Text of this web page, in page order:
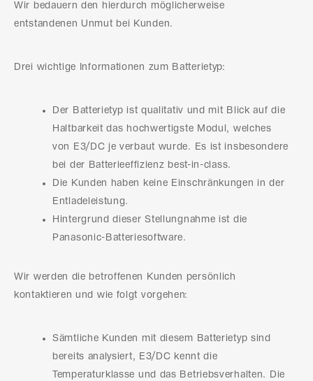
Wir bedauern den hierdurch möglicherweise
entstandenen Unmut bei Kunden.
Drei wichtige Informationen zum Batterietyp:
Der Batterietyp ist qualitativ und mit Blick auf die
Haltbarkeit das hochwertigste Modul, welches
von E3/DC je verbaut wurde. Es ist insbesondere
bei der Batterieeffizienz best-in-class.
Die Kunden haben keine Einschränkungen in der
Entladeleistung.
Hintergrund dieser Stellungnahme ist die
Panasonic-Batteriesoftware.
Wir werden die betroffenen Kunden persönlich
kontaktieren und wie folgt vorgehen:
Sämtliche Kunden mit diesem Batterietyp sind
bereits analysiert, E3/DC kennt die
Temperaturklasse und das Betriebsverhalten. Die